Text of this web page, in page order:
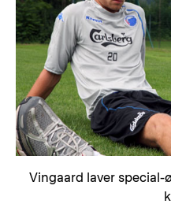
Vingaard laver special-